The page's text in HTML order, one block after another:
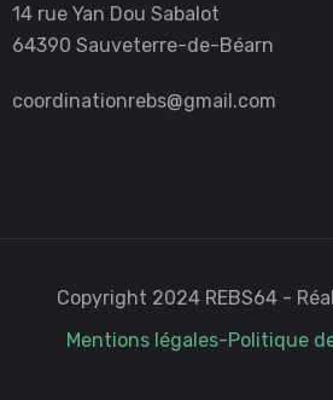
14 rue Yan Dou Sabalot
64390 Sauveterre-de-Béarn
coordinationrebs@gmail.com
Copyright 2024 REBS64 -
Mentions légales-Politique